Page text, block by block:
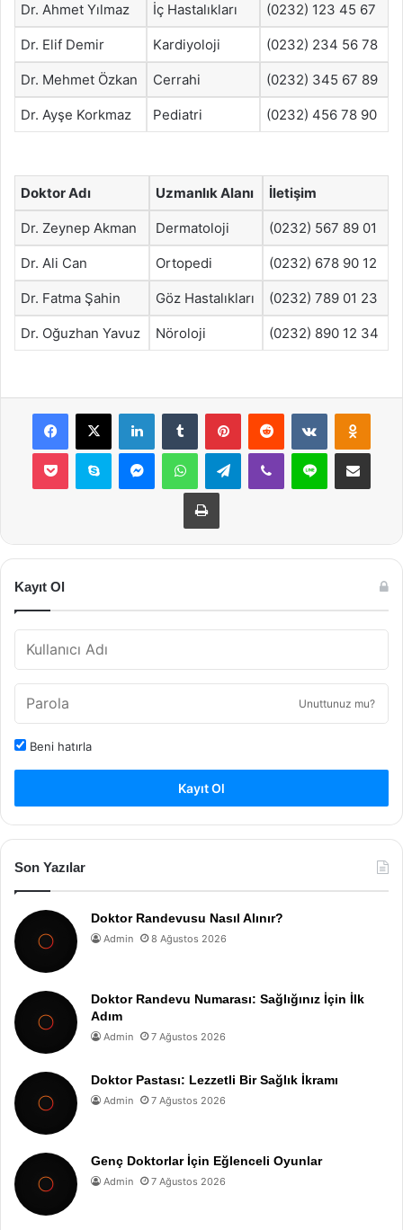
Dr. Ahmet Yılmaz İç Hastalıkları (0232) 123 45 67
Dr. Elif Demir Kardiyoloji (0232) 234 56 78
Dr. Mehmet Özkan Cerrahi (0232) 345 67 89
Dr. Ayşe Korkmaz Pediatri (0232) 456 78 90
Doktor Adı Uzmanlık Alanı İletişim
Dr. Zeynep Akman Dermatoloji (0232) 567 89 01
Dr. Ali Can Ortopedi (0232) 678 90 12
Dr. Fatma Şahin Göz Hastalıkları (0232) 789 01 23
Dr. Oğuzhan Yavuz Nöroloji (0232) 890 12 34
Facebook
X LinkedInTumblr PinterestReddit VKontakte
Pocket Skype MessengerWhatsAppTelegramViber Line E-Posta ile
Yazdır
Kayıt Ol
Unuttunuz mu?
Beni hatırla
Kayıt Ol
Son Yazılar
Doktor Randevusu Nasıl Alınır?
Admin 8 Ağustos 2026
Doktor Randevu Numarası: Sağlığınız İçin İlk
Adım
Admin 7 Ağustos 2026
Doktor Pastası: Lezzetli Bir Sağlık İkramı
Admin 7 Ağustos 2026
Genç Doktorlar İçin Eğlenceli Oyunlar
Admin 7 Ağustos 2026